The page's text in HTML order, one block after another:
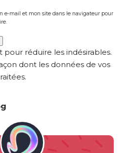
e-mail et mon site dans le navigateur pour
pour réduire les indésirables.
dont les données de vos
.